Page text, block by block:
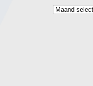
Archief